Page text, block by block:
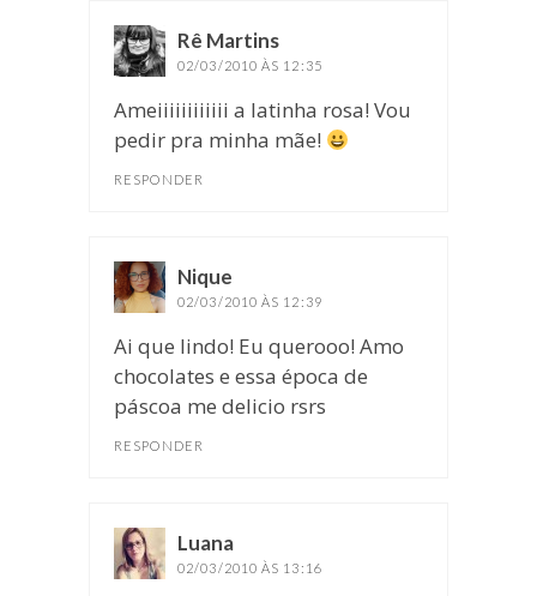
Rê Martins
02/03/2010 ÀS 12:35
Ameiiiiiiiiiiii a latinha rosa! Vou
pedir pra minha mãe!
RESPONDER
Nique
02/03/2010 ÀS 12:39
Ai que lindo! Eu querooo! Amo
chocolates e essa época de
páscoa me delicio rsrs
RESPONDER
Luana
02/03/2010 ÀS 13:16